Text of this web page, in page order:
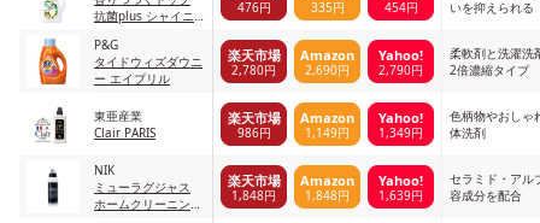
抗菌plus シャイニ
476円 335円 454円
いを抑えられる
P&G
タイドウィズダウニ
ー エイプリル
楽天市場
2,780円
Amazon
2,690円
Yahoo!
2,790円
柔軟剤と洗濯洗
2倍濃縮タイプ
東亜産業
Clair PARIS
楽天市場
986円
Amazon
1,149円
Yahoo!
1,349円
色柄物やおしゃ
体洗剤
NIK
ミューラグジャス
ホームクリーニング
楽天市場
1,848円
Amazon
1,848円
Yahoo!
1,639円
セラミド・アル
容成分を配合